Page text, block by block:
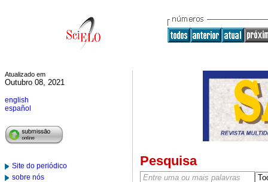
Atualizado em
Outubro 08, 2021
english
español
Site do periódico
sobre nós
Pesquisa